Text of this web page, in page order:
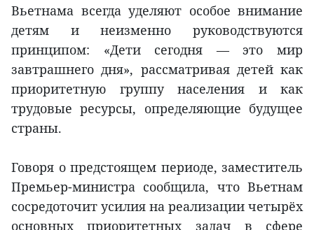
Вьетнама всегда уделяют особое внимание
детям и неизменно руководствуются
принципом: «Дети сегодня — это мир
завтрашнего дня», рассматривая детей как
приоритетную группу населения и как
трудовые ресурсы, определяющие будущее
страны.
Говоря о предстоящем периоде, заместитель
Премьер-министра сообщила, что Вьетнам
сосредоточит усилия на реализации четырёх
основных приоритетных задач в сфере